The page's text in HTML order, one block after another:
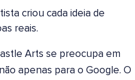
criou cada ideia de
reais.
Arts se preocupa em
apenas para o Google. O